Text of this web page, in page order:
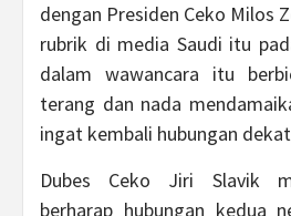
dengan Presiden Ceko Milos
rubrik di media Saudi itu
dalam wawancara itu
terang dan nada
ingat kembali hubungan
Dubes Ceko Jiri Slavik
berharap hubungan kedua